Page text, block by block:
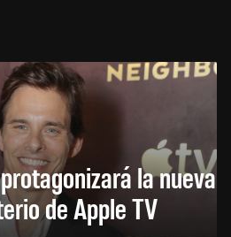
la nueva
de Apple TV